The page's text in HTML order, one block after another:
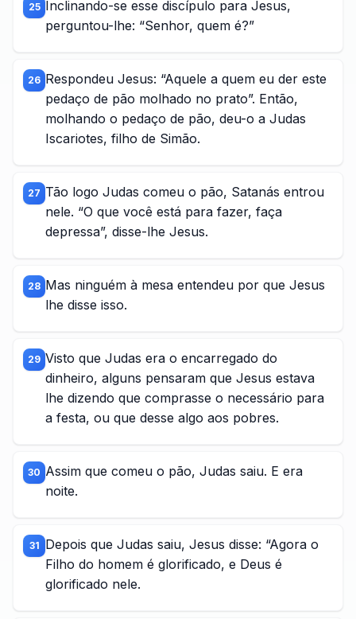
25 Inclinando-se esse discípulo para Jesus,
perguntou-lhe: “Senhor, quem é?”
26 Respondeu Jesus: “Aquele a quem eu der este
pedaço de pão molhado no prato”. Então,
molhando o pedaço de pão, deu-o a Judas
Iscariotes, filho de Simão.
27 Tão logo Judas comeu o pão, Satanás entrou
nele. “O que você está para fazer, faça
depressa”, disse-lhe Jesus.
28 Mas ninguém à mesa entendeu por que Jesus
lhe disse isso.
29 Visto que Judas era o encarregado do
dinheiro, alguns pensaram que Jesus estava
lhe dizendo que comprasse o necessário para
a festa, ou que desse algo aos pobres.
30 Assim que comeu o pão, Judas saiu. E era
noite.
31 Depois que Judas saiu, Jesus disse: “Agora o
Filho do homem é glorificado, e Deus é
glorificado nele.